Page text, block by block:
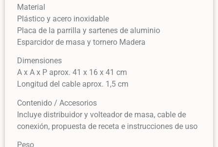
Material
Plástico y acero inoxidable
Placa de la parrilla y sartenes de aluminio
Esparcidor de masa y tornero Madera
Dimensiones
A x A x P aprox. 41 x 16 x 41 cm
Longitud del cable aprox. 1,5 cm
Contenido / Accesorios
Incluye distribuidor y volteador de masa, cable de
conexión, propuesta de receta e instrucciones de uso
Peso